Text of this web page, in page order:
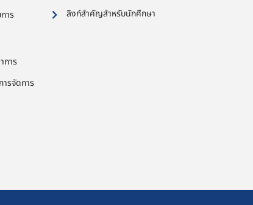
าร
การ
รจัดการ
ลิงก์สำคัญสำหรับนักศึกษา